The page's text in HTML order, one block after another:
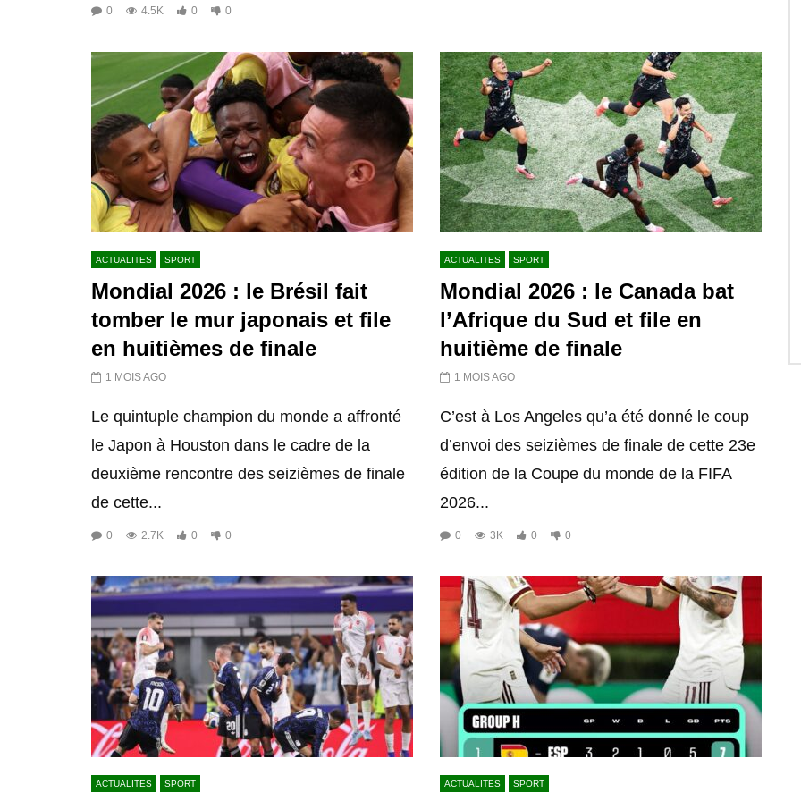
0 4.5K 0 0
ACTUALITES SPORT
Mondial 2026 : le Brésil fait
tomber le mur japonais et file
en huitièmes de finale
1 MOIS AGO
Le quintuple champion du monde a affronté
le Japon à Houston dans le cadre de la
deuxième rencontre des seizièmes de finale
de cette...
0 2.7K 0 0
ACTUALITES SPORT
Mondial 2026 : le Canada bat
l’Afrique du Sud et file en
huitième de finale
1 MOIS AGO
C’est à Los Angeles qu’a été donné le coup
d’envoi des seizièmes de finale de cette 23e
édition de la Coupe du monde de la FIFA
2026...
0 3K 0 0
ACTUALITES SPORT ACTUALITES SPORT